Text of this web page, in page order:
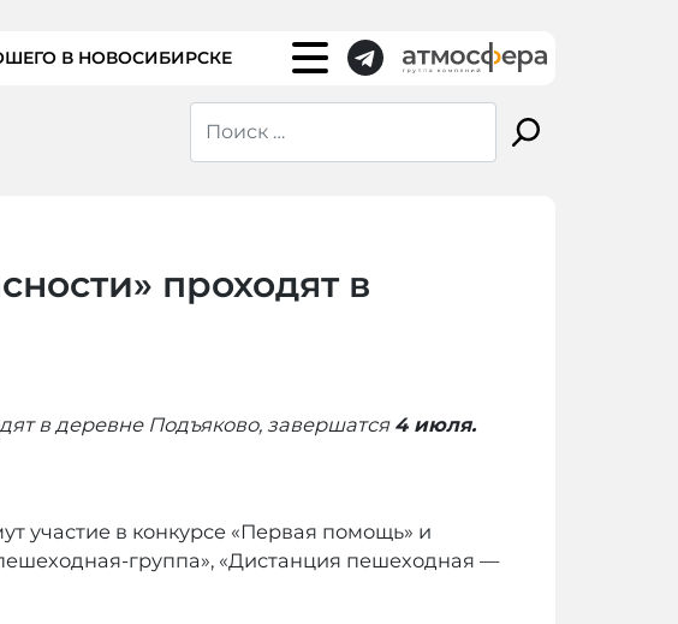
В НОВОСИБИРСКЕ
проходят в
в деревне Подъяково, завершатся 4 июля.
участие в конкурсе «Первая помощь» и
группа», «Дистанция пешеходная —